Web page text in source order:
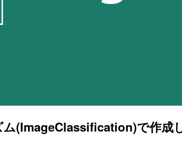
(ImageClassification)で作成